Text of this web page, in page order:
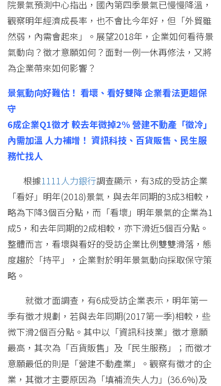
院景氣預測中心指出，國內第四季景氣已慢慢降溫，
觀察明年經濟成長率，也不會比今年好，但「外貿雖
然弱，內需會起來」。展望2018年，企業如何看待景
氣動向？徵才意願如何？面對一例一休再修法，又將
為企業帶來如何影響？
景氣動向好難估！ 看壞、看好雙降 企業看法更趨保
守
6成企業Q1徵才 較去年微掉2% 營建不動產「徵冷」
內需加溫 人力補增！ 資訊科技、百貨販售、民生服
務忙找人
根據1111人力銀行調查顯示，有3成的受訪企業
「看好」明年(2018)景氣，與去年同期的3成3相較，
略為下降3個百分點，而「看壞」明年景氣的企業為1
成5，和去年同期的2成相較，亦下滑近5個百分點。
整體而言，看壞與看好的受訪企業比例雙雙滑落，態
度趨於「持平」，企業對於明年景氣動向採取保守策
略。
就徵才面調查，有6成受訪企業表示，明年第一
季有徵才規劃，若與去年同期(2017第一季)相較，些
微下滑2個百分點。其中以「資訊科技業」徵才意願
最高，其次為「百貨販售」及「民生服務」；而徵才
意願最低的則是「營建不動產業」。觀察有徵才的企
業，其徵才主要原因為「填補流失人力」(36.6%)及